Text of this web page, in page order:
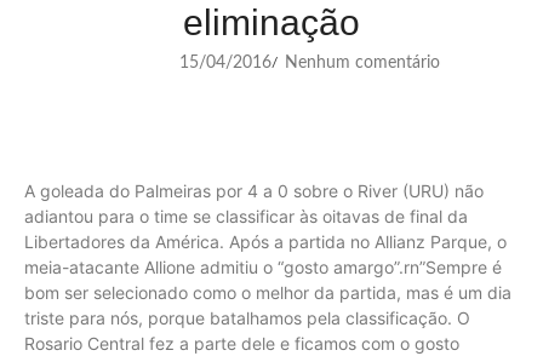
eliminação
15/04/2016/ Nenhum comentário
A goleada do Palmeiras por 4 a 0 sobre o River (URU) não
adiantou para o time se classificar às oitavas de final da
Libertadores da América. Após a partida no Allianz Parque, o
meia-atacante Allione admitiu o “gosto amargo”.rn”Sempre é
bom ser selecionado como o melhor da partida, mas é um dia
triste para nós, porque batalhamos pela classificação. O
Rosario Central fez a parte dele e ficamos com o gosto